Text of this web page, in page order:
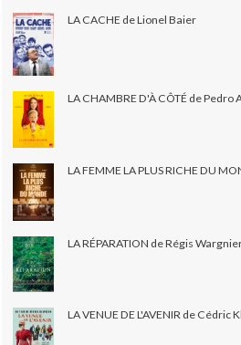
LA CACHE de Lionel Baier
LA CHAMBRE D'À CÔTÉ de Pedro
LA FEMME LA PLUS RICHE DU
LA RÉPARATION de Régis
LA VENUE DE L'AVENIR de Cédric